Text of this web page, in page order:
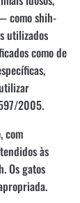
como shih-
utilizados
como de
2005.
com
às
Os gatos